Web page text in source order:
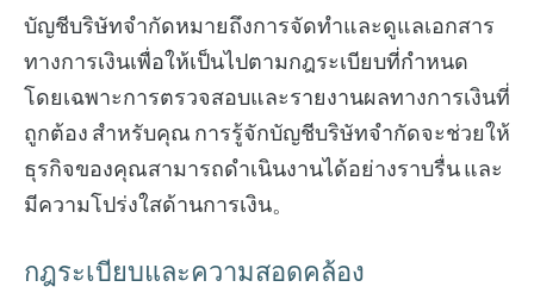
บัญชีบริษัทจำกัดหมายถึงการจัดทำและดูแลเอกสาร
ทางการเงินเพื่อให้เป็นไปตามกฎระเบียบที่กำหนด
โดยเฉพาะการตรวจสอบและรายงานผลทางการเงินที่
ถูกต้อง สำหรับคุณ การรู้จักบัญชีบริษัทจำกัดจะช่วยให้
ธุรกิจของคุณสามารถดำเนินงานได้อย่างราบรื่น และ
มีความโปร่งใสด้านการเงิน。
กฎระเบียบและความสอดคล้อง